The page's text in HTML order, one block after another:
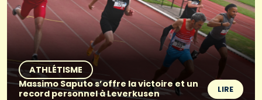
ATHLÉTISME
Massimo Saputo s’offre la victoire et un
record personnel à Leverkusen
LIRE